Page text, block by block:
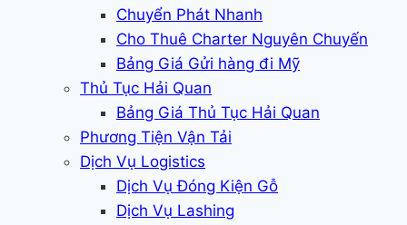
Chuyển Phát Nhanh
Cho Thuê Charter Nguyên Chuyến
Bảng Giá Gửi hàng đi Mỹ
Thủ Tục Hải Quan
Bảng Giá Thủ Tục Hải Quan
Phương Tiện Vận Tải
Dịch Vụ Logistics
Dịch Vụ Đóng Kiện Gỗ
Dịch Vụ Lashing